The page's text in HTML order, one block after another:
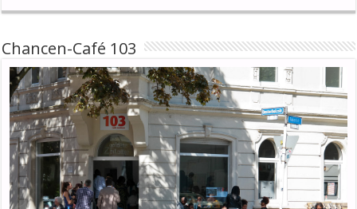
Chancen-Café 103